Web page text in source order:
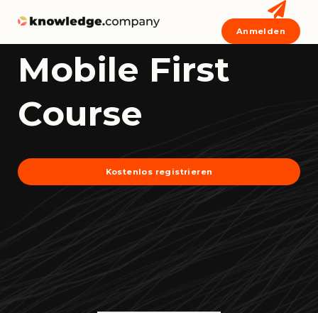
Anmelden
Mobile First
Course
Kostenlos registrieren